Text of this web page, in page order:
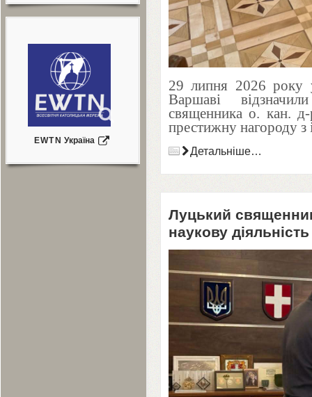
EWTN Україна
29 липня 2026 року
Варшаві
священника о. кан.
престижну нагороду з
Детальніше…
Луцький
наукову діяльність